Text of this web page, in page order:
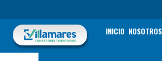
al
contenido
INICIO NOSOTROS